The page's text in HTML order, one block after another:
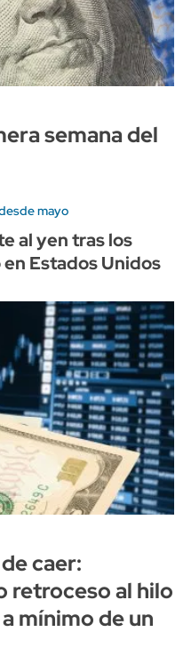
semana del
mayo
al yen tras los
Estados Unidos
caer:
retroceso al hilo
mínimo de un